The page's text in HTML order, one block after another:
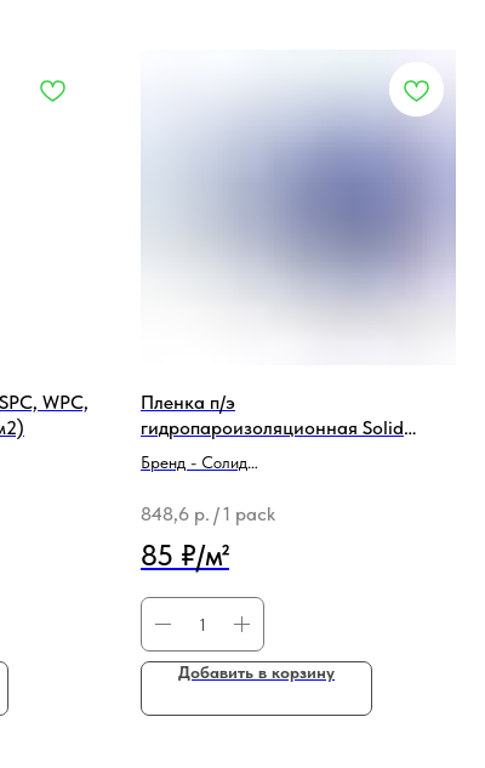
WPC,
Пленка п/э
гидропароизоляционная Solid
Base+ 200мкм, синяя (10 м2)
Бренд - Солид
848,6 р. /1 pack
85 ₽/м²
Добавить в корзину